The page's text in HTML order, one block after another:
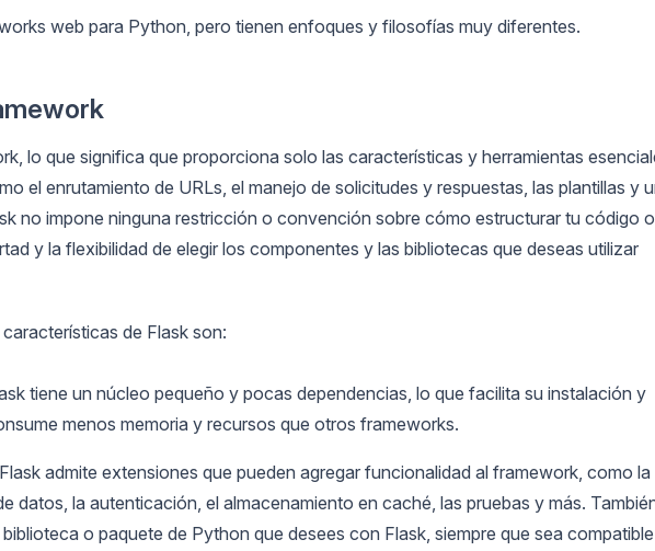
web para Python, pero tienen enfoques y filosofías muy diferentes.
lo que significa que proporciona solo las características y herramientas
el enrutamiento de URLs, el manejo de solicitudes y respuestas, las plantillas y
no impone ninguna restricción o convención sobre cómo estructurar tu código o
y la flexibilidad de elegir los componentes y las bibliotecas que deseas utilizar
de Flask son:
tiene un núcleo pequeño y pocas dependencias, lo que facilita su instalación y
menos memoria y recursos que otros frameworks.
admite extensiones que pueden agregar funcionalidad al framework, como la
datos, la autenticación, el almacenamiento en caché, las pruebas y más.
o paquete de Python que desees con Flask, siempre que sea compatible